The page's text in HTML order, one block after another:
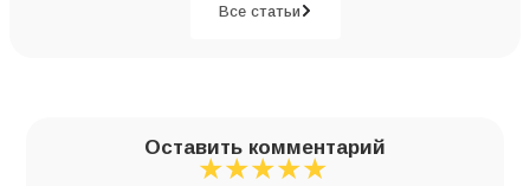
Все статьи
Оставить комментарий
★
★★
★★★
★★★★
★★★★★